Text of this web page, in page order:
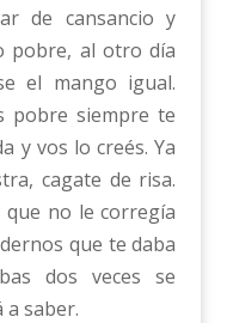
de cansancio y
pobre, al otro día
el mango igual.
pobre siempre te
y vos lo creés. Ya
cagate de risa.
que no le corregía
que te daba
dos veces se
saber.